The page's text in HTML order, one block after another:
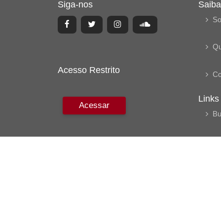
Siga-nos
Acesso Restrito
Acessar